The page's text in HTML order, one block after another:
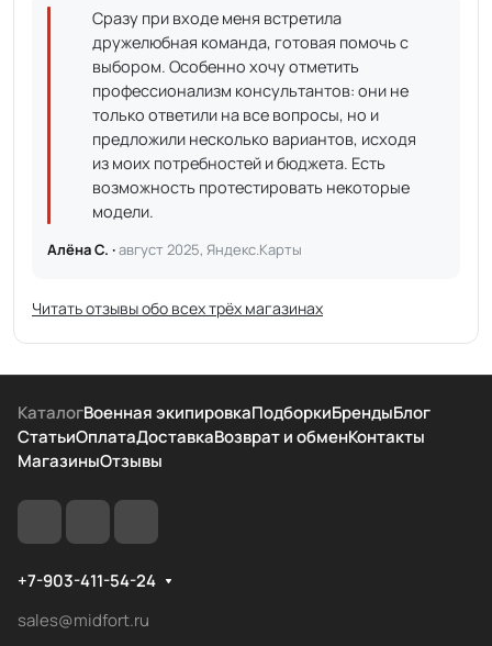
Сразу при входе меня встретила
дружелюбная команда, готовая помочь с
выбором. Особенно хочу отметить
профессионализм консультантов: они не
только ответили на все вопросы, но и
предложили несколько вариантов, исходя
из моих потребностей и бюджета. Есть
возможность протестировать некоторые
модели.
Алёна С. ·август 2025, Яндекс.Карты
Читать отзывы обо всех трёх магазинах
КаталогВоенная экипировкаПодборкиБрендыБлог
СтатьиОплатаДоставкаВозврат и обменКонтакты
МагазиныОтзывы
+7-903-411-54-24
sales@midfort.ru